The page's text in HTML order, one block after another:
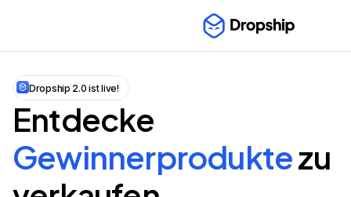
Dropship 2.0 ist live!
Entdecke
Gewinnerproduktezu